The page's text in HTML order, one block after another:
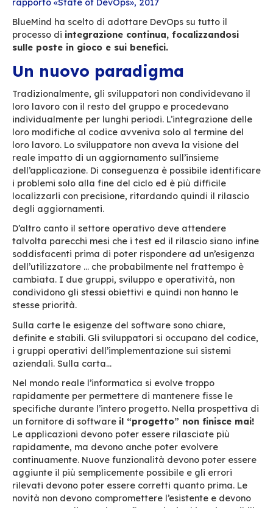
qualitativo.
Il segreto del processo consiste in
condivisione; gli sviluppatori ed i responsabili
rilascio dei sistemi collaborano per rilasciare
in continuo. I cicli di sviluppo sono più corti, la
valutata durante tutto il progetto e i rilasci
frequenti.
“DevOpsèuninsieme dipratiche e divalori
aiutare le organizzazioni di tutte le dimensioni a
migliorare i loro cicli di rilascio del software, la
qualità, la sicurezza e la capacità di ottenere
rapidamente un feedback sullo sviluppo.”—
rapport
BlueMindhascelto di adottareDevOpssu
processo diinte grazionecontinua,
sulle poste in gioco e sui benefici.
Un nuovo paradigma
Tradizionalmente, gli sviluppatori non
loro lavoro con il resto del gruppo e
individualmente per lunghi periodi.
loro modifiche al codice avveniva solo al
loro lavoro. Lo sviluppatore non aveva la
reale impatto di un aggiornamento sull’insieme
dell’applicazione. Di conseguenza è possibile
i problemi solo alla fine del ciclo ed è più
localizzarli con precisione, ritardando quindi il
degli aggiornamenti.
D’altro canto il settore operativo deve